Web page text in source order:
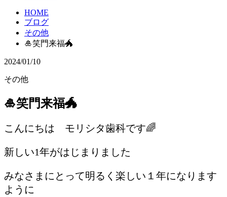
HOME
ブログ
その他
🎍笑門来福🐲
2024/01/10
その他
🎍笑門来福🐲
こんにちは モリシタ歯科です🌈
新しい1年がはじまりました
みなさまにとって明るく楽しい１年になります
ように